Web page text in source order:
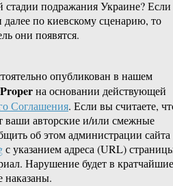
подражания Украине? Если
далее по киевскому сценарию, то
они появятся.
опубликован в нашем
Properна основании действующей
Соглашения. Если вы считаете,
ваши авторские и/или смежные
об этом администрации сайта
с указанием адреса (URL)
Нарушение будет в кратчайшие
наказаны.